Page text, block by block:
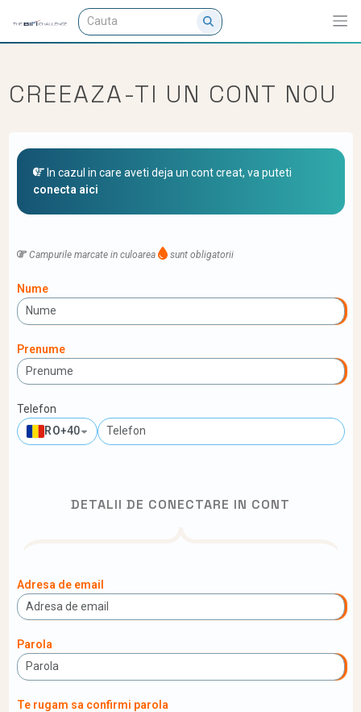
CREEAZA-TI UN CONT NOU
In cazul in care aveti deja un cont creat, va puteti
conecta aici
Campurile marcate in culoarea sunt obligatorii
Nume
Prenume
Telefon
RO+40
DETALII DE CONECTARE IN CONT
Adresa de email
Parola
Te rugam sa confirmi parola